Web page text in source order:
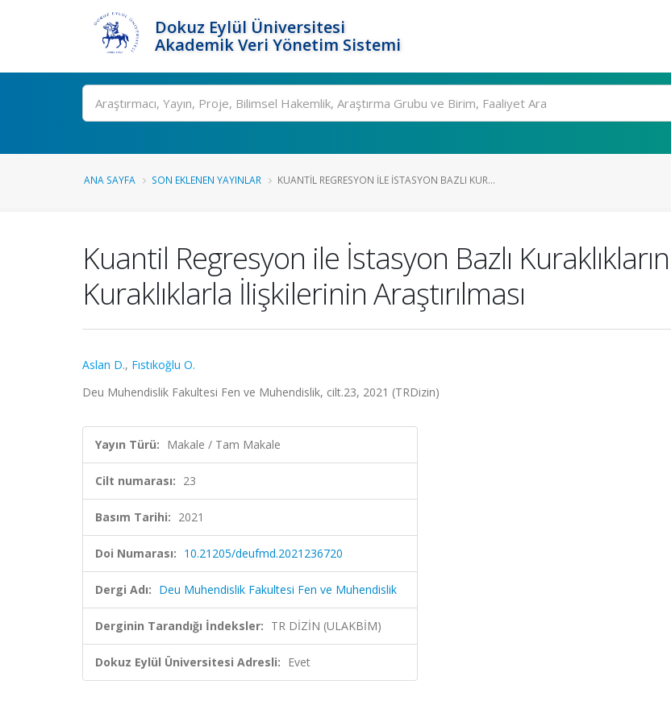
Dokuz Eylül Üniversitesi
Akademik Veri Yönetim Sistemi
Ara
ANA SAYFA SON EKLENEN YAYINLAR KUANTIL REGRESYON ILE İSTASYON BAZLI KUR...
Kuantil Regresyon ile İstasyon Bazlı
Kuraklıklarla İlişkilerinin Araştırılması
Aslan D., Fıstıkoğlu O.
Deu Muhendislik Fakultesi Fen ve Muhendislik, cilt.23, 2021 (TRDizin)
Yayın Türü: Makale / Tam Makale
Cilt numarası: 23
Basım Tarihi: 2021
Doi Numarası: 10.21205/deufmd.2021236720
Dergi Adı: Deu Muhendislik Fakultesi Fen ve Muhendislik
Derginin Tarandığı İndeksler: TR DİZİN (ULAKBİM)
Dokuz Eylül Üniversitesi Adresli: Evet